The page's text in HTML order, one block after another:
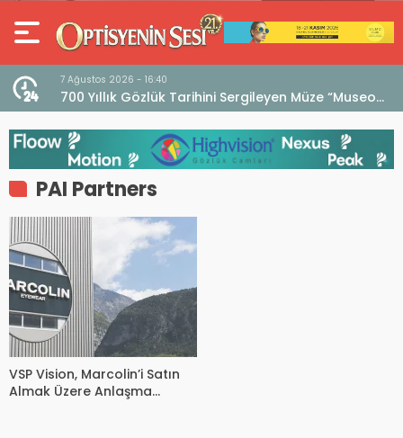
7 Ağustos 2026 - 16:40
700 Yıllık Gözlük Tarihini Sergileyen Müze “Museo
dell’Occhiale”
PAI Partners
VSP Vision, Marcolin’i Satın
Almak Üzere Anlaşma